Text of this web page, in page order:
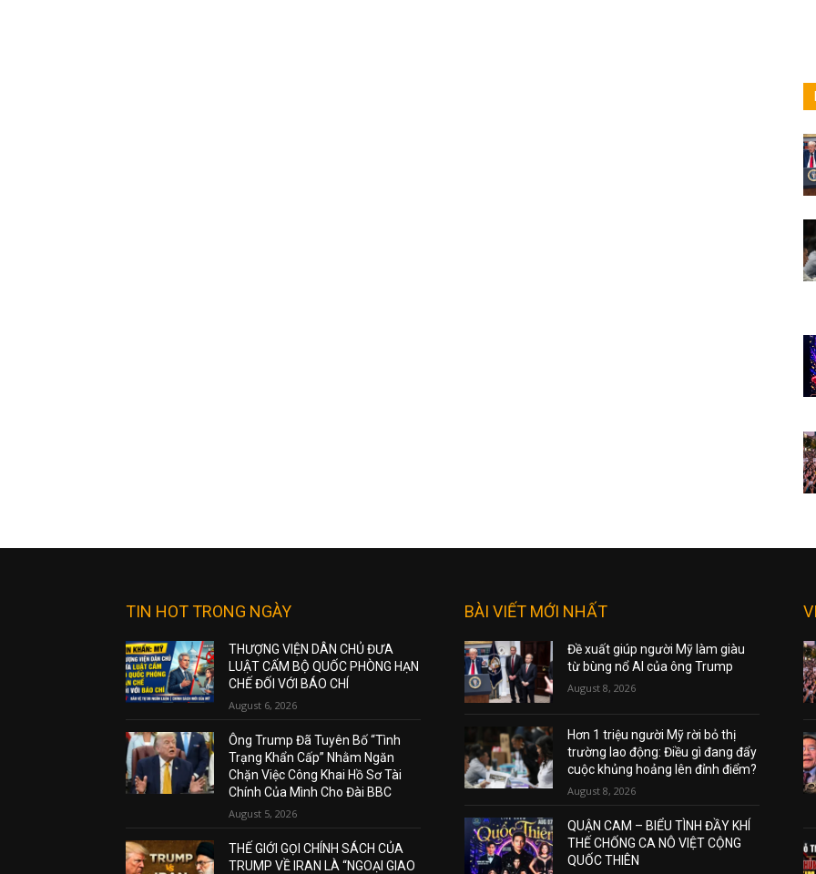
TIN HOT TRONG NGÀY
THƯỢNG VIỆN DÂN CHỦ ĐƯA
LUẬT CẤM BỘ QUỐC PHÒNG HẠN
CHẾ ĐỐI VỚI BÁO CHÍ
August 6, 2026
Ông Trump Đã Tuyên Bố “Tình
Trạng Khẩn Cấp” Nhằm Ngăn
Chặn Việc Công Khai Hồ Sơ Tài
Chính Của Mình Cho Đài BBC
August 5, 2026
THẾ GIỚI GỌI CHÍNH SÁCH CỦA
TRUMP VỀ IRAN LÀ “NGOẠI GIAO
BÀI VIẾT MỚI NHẤT
Đề xuất giúp người Mỹ làm giàu
từ bùng nổ AI của ông Trump
August 8, 2026
Hơn 1 triệu người Mỹ rời bỏ thị
trường lao động: Điều gì đang đẩy
cuộc khủng hoảng lên đỉnh điểm?
August 8, 2026
QUẬN CAM – BIỂU TÌNH ĐẦY KHÍ
THẾ CHỐNG CA NÔ VIỆT CỘNG
QUỐC THIÊN